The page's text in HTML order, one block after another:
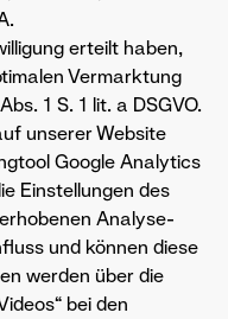
erteilt haben,
Vermarktung
1 S. 1 lit. a DSGVO.
unserer Website
Google Analytics
Einstellungen des
Analyse-
und können diese
werden über die
bei den